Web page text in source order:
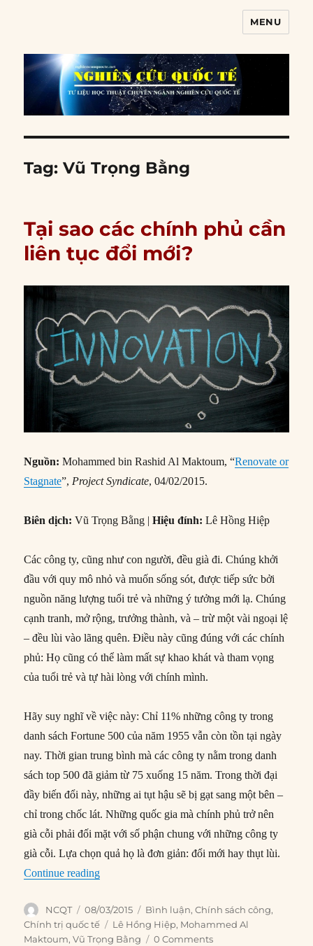
MENU
Tag:Vũ Trọng Bằng
Tại sao các chính phủ cần
liên tục đổi mới?
Nguồn: Mohammed bin Rashid Al Maktoum, “Renovate or
Stagnate”, Project Syndicate, 04/02/2015.
Biên dịch: Vũ Trọng Bằng |Hiệu đính: Lê Hồng Hiệp
Các công ty, cũng như con người, đều già đi. Chúng khởi
đầu với quy mô nhỏ và muốn sống sót, được tiếp sức bởi
nguồn năng lượng tuổi trẻ và những ý tưởng mới lạ. Chúng
cạnh tranh, mở rộng, trưởng thành, và – trừ một vài ngoại lệ
– đều lùi vào lãng quên. Điều này cũng đúng với các chính
phủ: Họ cũng có thể làm mất sự khao khát và tham vọng
của tuổi trẻ và tự hài lòng với chính mình.
Hãy suy nghĩ về việc này: Chỉ 11% những công ty trong
danh sách Fortune 500 của năm 1955 vẫn còn tồn tại ngày
nay. Thời gian trung bình mà các công ty nằm trong danh
sách top 500 đã giảm từ 75 xuống 15 năm. Trong thời đại
đầy biến đổi này, những ai tụt hậu sẽ bị gạt sang một bên –
chỉ trong chốc lát. Những quốc gia mà chính phủ trở nên
già cỗi phải đối mặt với số phận chung với những công ty
già cỗi. Lựa chọn quả họ là đơn giản: đổi mới hay thụt lùi.
Continue reading“Tại sao các chính phủ cần liên tục đổi mới?”
Author
NCQT
Posted
on
08/03/2015 Categories
Bình luận,Chính sách công,
Chính trị quốc tế
Tags
Lê Hồng Hiệp, Mohammed Al
Maktoum,Vũ Trọng Bằng 0 Comments